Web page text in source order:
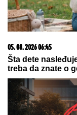
05. 08. 2026 06:45
Šta dete
treba da znate o